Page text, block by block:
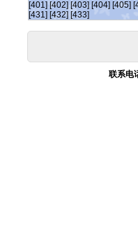
[401] [402] [403] [404] [405]
[431] [432] [433]
联系电